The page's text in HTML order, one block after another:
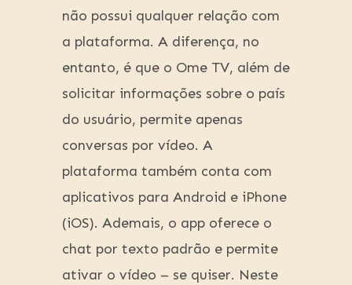
não possui qualquer relação com
a plataforma. A diferença, no
entanto, é que o Ome TV, além de
solicitar informações sobre o país
do usuário, permite apenas
conversas por vídeo. A
plataforma também conta com
aplicativos para Android e iPhone
(iOS). Ademais, o app oferece o
chat por texto padrão e permite
ativar o vídeo – se quiser. Neste